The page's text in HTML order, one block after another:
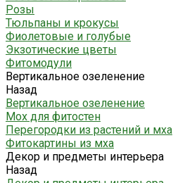
Розы
Тюльпаны и крокусы
Фиолетовые и голубые
Экзотические цветы
Фитомодули
Вертикальное озеленение
Назад
Вертикальное озеленение
Мох для фитостен
Перегородки из растений и мха
Фитокартины из мха
Декор и предметы интерьера
Назад